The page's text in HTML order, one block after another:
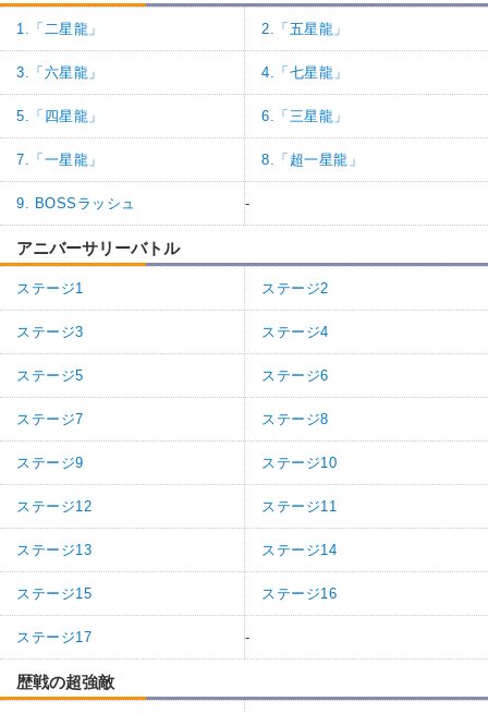
1.「二星龍」 2.「五星龍」
3.「六星龍」 4.「七星龍」
5.「四星龍」 6.「三星龍」
7.「一星龍」 8.「超一星龍」
9. BOSSラッシュ -
アニバーサリーバトル
ステージ1 ステージ2
ステージ3 ステージ4
ステージ5 ステージ6
ステージ7 ステージ8
ステージ9 ステージ10
ステージ12 ステージ11
ステージ13 ステージ14
ステージ15 ステージ16
ステージ17 -
歴戦の超強敵